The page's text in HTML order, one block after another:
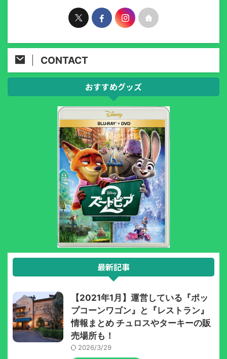
CONTACT
おすすめグッズ
最新記事
【2021年1月】運営している『ポッ
プコーンワゴン』と『レストラン』
情報まとめ チュロスやターキーの販
売場所も！
2026/3/29